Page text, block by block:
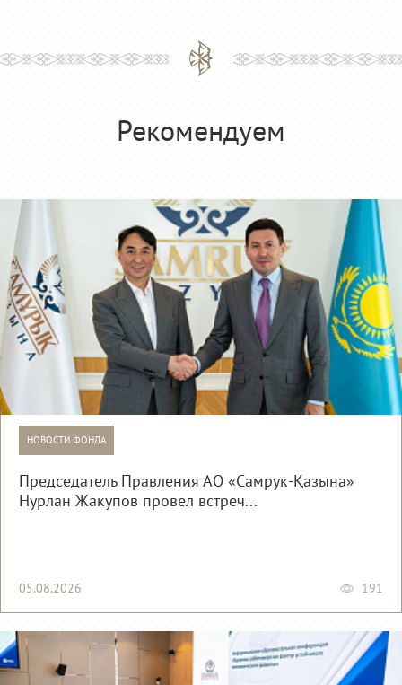
Рекомендуем
НОВОСТИ ФОНДА
Председатель Правления АО «Самрук-Қазына»
Нурлан Жакупов провел встреч...
05.08.2026 191